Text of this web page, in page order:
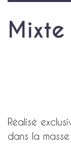
Mixte
Réalisé
dans la